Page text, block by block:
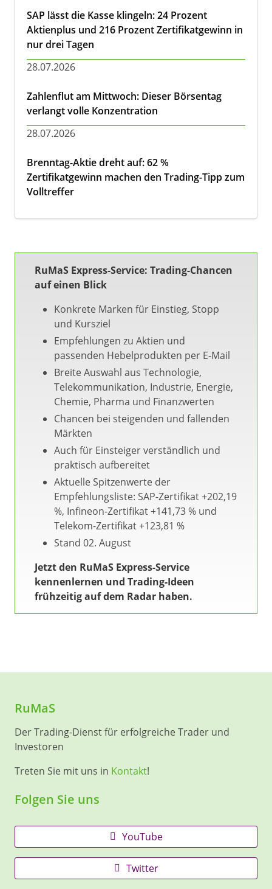
SAP lässt die Kasse klingeln: 24 Prozent
Aktienplus und 216 Prozent Zertifikatgewinn in
nur drei Tagen
28.07.2026
Zahlenflut am Mittwoch: Dieser Börsentag
verlangt volle Konzentration
28.07.2026
Brenntag-Aktie dreht auf: 62 %
Zertifikatgewinn machen den Trading-Tipp zum
Volltreffer
RuMaS Express-Service: Trading-Chancen
auf einen Blick
Konkrete Marken für Einstieg, Stopp
und Kursziel
Empfehlungen zu Aktien und
passenden Hebelprodukten per E-Mail
Breite Auswahl aus Technologie,
Telekommunikation, Industrie, Energie,
Chemie, Pharma und Finanzwerten
Chancen bei steigenden und fallenden
Märkten
Auch für Einsteiger verständlich und
praktisch aufbereitet
Aktuelle Spitzenwerte der
Empfehlungsliste: SAP-Zertifikat +202,19
%, Infineon-Zertifikat +141,73 % und
Telekom-Zertifikat +123,81 %
Stand 02. August
Jetzt den RuMaS Express-Service
kennenlernen und Trading-Ideen
frühzeitig auf dem Radar haben.
RuMaS
Der Trading-Dienst für erfolgreiche Trader und
Investoren
Treten Sie mit uns in Kontakt!
Folgen Sie uns
YouTube
Twitter